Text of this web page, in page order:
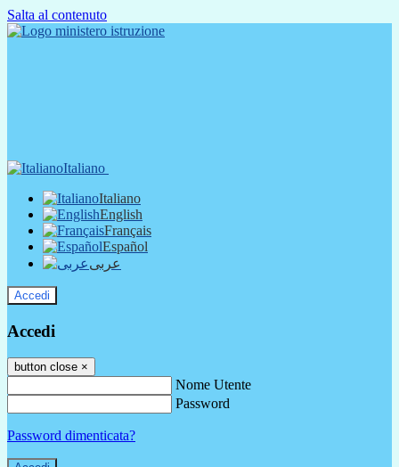
Salta al contenuto
Italiano
Italiano
English
Français
Español
عربى
Accedi
Accedi
button close ×
Nome Utente
Password
Password dimenticata?